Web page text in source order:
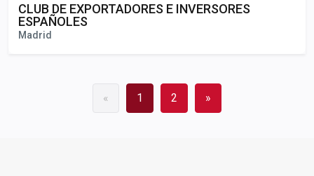
CLUB DE EXPORTADORES E INVERSORES
ESPAÑOLES
Madrid
« 1 2 »